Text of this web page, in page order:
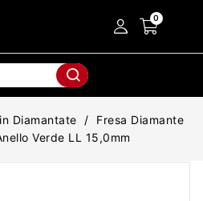
Diamantate
Fresa Diamante
Verde LL 15,0mm